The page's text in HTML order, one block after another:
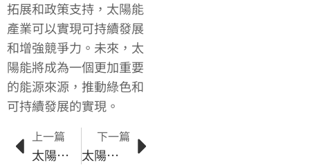
拓展和政策支持，太陽能
產業可以實現可持續發展
和增強競爭力。未來，太
陽能將成為一個更加重要
的能源來源，推動綠色和
可持續發展的實現。
上一篇
太陽能源：實現能源需求和環境保護的雙贏
下一篇
太陽能技術的創新推動可持續發展